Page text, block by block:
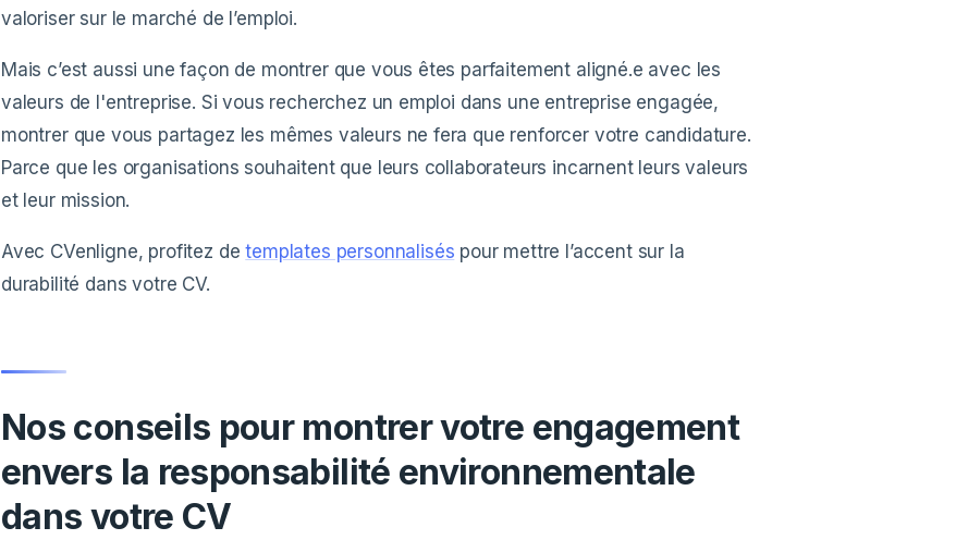
valoriser sur le marché de l’emploi.
Mais c’est aussi une façon de montrer que vous êtes parfaitement aligné.e avec les
valeurs de l'entreprise. Si vous recherchez un emploi dans une entreprise engagée,
montrer que vous partagez les mêmes valeurs ne fera que renforcer votre candidature.
Parce que les organisations souhaitent que leurs collaborateurs incarnent leurs valeurs
et leur mission.
Avec CVenligne, profitez detemplates personnalisés pour mettre l’accent sur la
durabilité dans votre CV.
Nos conseils pour montrer votre engagement
envers la responsabilité environnementale
dans votre CV